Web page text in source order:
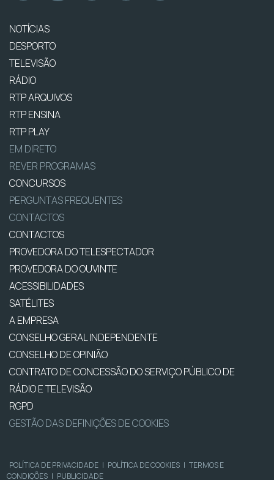
NOTÍCIAS
DESPORTO
TELEVISÃO
RÁDIO
RTP ARQUIVOS
RTP ENSINA
RTP PLAY
EM DIRETO
REVER PROGRAMAS
CONCURSOS
PERGUNTAS FREQUENTES
CONTACTOS
CONTACTOS
PROVEDORA DO TELESPECTADOR
PROVEDORA DO OUVINTE
ACESSIBILIDADES
SATÉLITES
A EMPRESA
CONSELHO GERAL INDEPENDENTE
CONSELHO DE OPINIÃO
CONTRATO DE CONCESSÃO DO SERVIÇO PÚBLICO DE
RÁDIO E TELEVISÃO
RGPD
GESTÃO DAS DEFINIÇÕES DE COOKIES
POLÍTICA DE PRIVACIDADE | POLÍTICA DE COOKIES | TERMOS E
CONDIÇÕES | PUBLICIDADE